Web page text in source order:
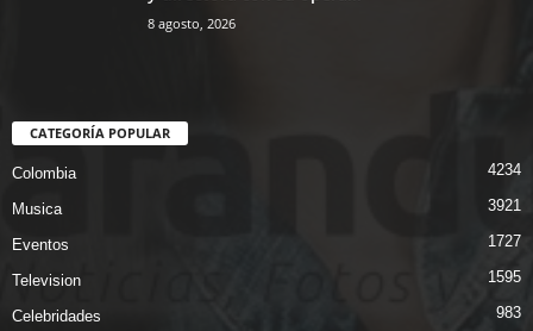
8 agosto, 2026
CATEGORÍA POPULAR
Colombia 4234
Musica 3921
Eventos 1727
Television 1595
Celebridades 983